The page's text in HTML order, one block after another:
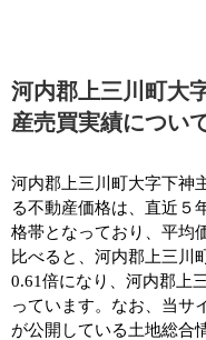
河内郡上三川町大
産売買実績につい
河内郡上三川町大字下神
る不動産価格は、直近５
格帯となっており、平均
比べると、河内郡上三川
0.61倍になり、河内郡上
っています。なお、当サ
が公開している土地総合